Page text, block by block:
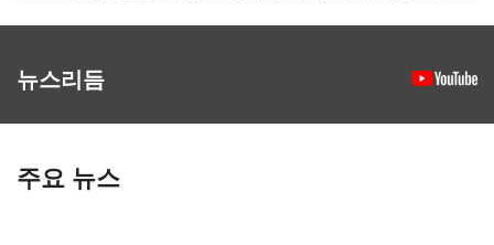
뉴스리듬
주요 뉴스